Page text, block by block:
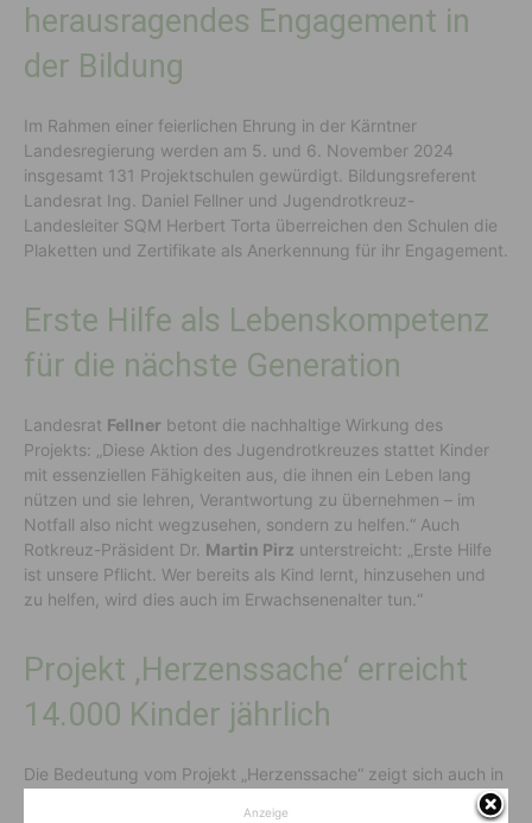
herausragendes Engagement in
der Bildung
Im Rahmen einer feierlichen Ehrung in der Kärntner
Landesregierung werden am 5. und 6. November 2024
insgesamt 131 Projektschulen gewürdigt. Bildungsreferent
Landesrat Ing. Daniel Fellner und Jugendrotkreuz-
Landesleiter SQM Herbert Torta überreichen den Schulen die
Plaketten und Zertifikate als Anerkennung für ihr Engagement.
Erste Hilfe als Lebenskompetenz
für die nächste Generation
Landesrat Fellner betont die nachhaltige Wirkung des
Projekts: „Diese Aktion des Jugendrotkreuzes stattet Kinder
mit essenziellen Fähigkeiten aus, die ihnen ein Leben lang
nützen und sie lehren, Verantwortung zu übernehmen – im
Notfall also nicht wegzusehen, sondern zu helfen.“ Auch
Rotkreuz-Präsident Dr. Martin Pirz unterstreicht: „Erste Hilfe
ist unsere Pflicht. Wer bereits als Kind lernt, hinzusehen und
zu helfen, wird dies auch im Erwachsenenalter tun.“
Projekt ‚Herzenssache‘ erreicht
14.000 Kinder jährlich
Die Bedeutung vom Projekt „Herzenssache“ zeigt sich auch in
den Zahlen: Jährlich werden rund 14.000 Kinder erreicht und
Anzeige